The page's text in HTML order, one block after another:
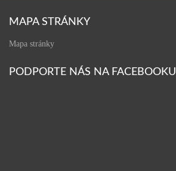
MAPA STRÁNKY
Mapa stránky
PODPORTE NÁS NA FACEBOOKU